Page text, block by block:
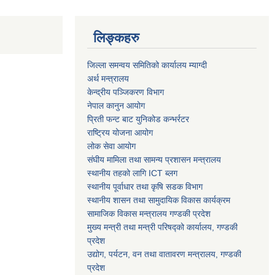
लिङ्कहरु
जिल्ला समन्वय समितिको कार्यालय म्याग्दी
अर्थ मन्त्रालय
केन्द्रीय पञ्जिकरण विभाग
नेपाल कानुन आयोग
प्रिती फन्ट बाट युनिकोड कन्भर्रटर
राष्ट्रिय योजना आयोग
लोक सेवा आयोग
संघीय मामिला तथा सामन्य प्रशासन मन्त्रालय
स्थानीय तहको लागि ICT ब्लग
स्थानीय पूर्वाधार तथा कृषि सडक विभाग
स्थानीय शासन तथा सामुदायिक विकास कार्यक्रम
सामाजिक विकास मन्त्रालय गण्डकी प्रदेश
मुख्य मन्त्री तथा मन्त्री परिषद्को कार्यालय, गण्डकी
प्रदेश
उद्योग, पर्यटन, वन तथा वातावरण मन्त्रालय, गण्डकी
प्रदेश